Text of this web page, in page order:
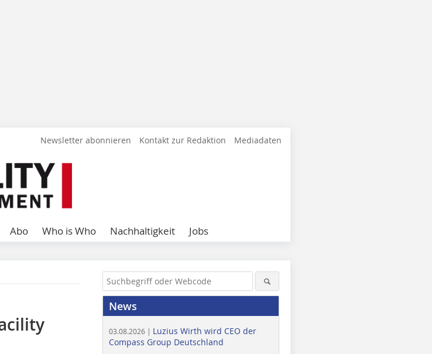
Newsletter abonnieren Kontakt zur Redaktion Mediadaten
Abo Who is Who Nachhaltigkeit Jobs
News
03.08.2026 | Luzius Wirth wird CEO der
Compass Group Deutschland